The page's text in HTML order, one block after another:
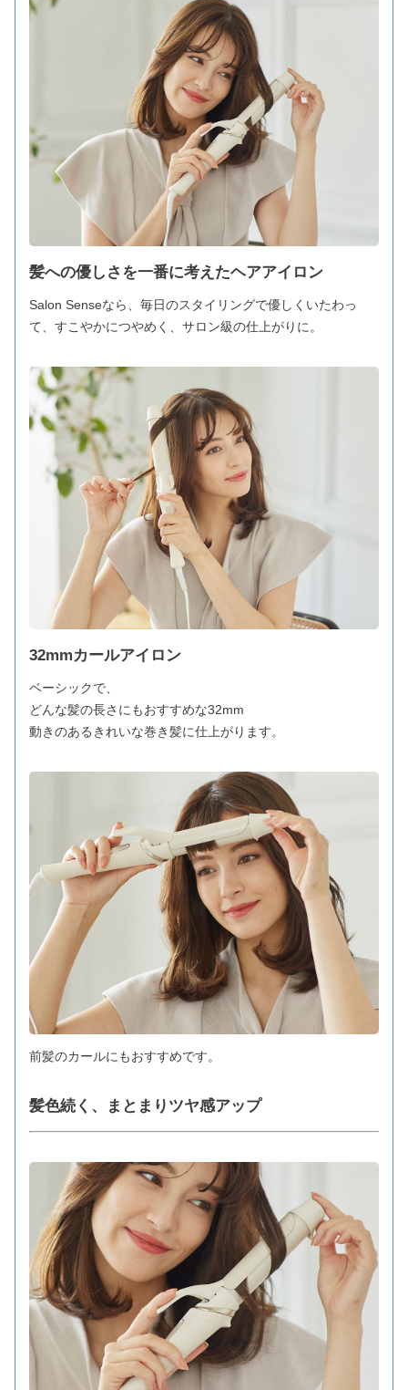
髪への優しさを一番に考えたヘアアイロン
Salon Senseなら、毎日のスタイリングで優しくいたわっ
て、すこやかにつやめく、サロン級の仕上がりに。
32mmカールアイロン
ベーシックで、
どんな髪の長さにもおすすめな32mm
動きのあるきれいな巻き髪に仕上がります。
前髪のカールにもおすすめです。
髪色続く、まとまりツヤ感アップ